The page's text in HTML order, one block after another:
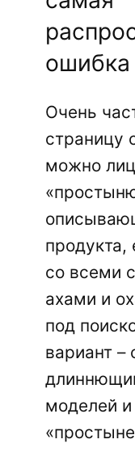
ошибка
Очень
страницу
можно
продукта,
со всеми
ахами и
под
вариант –
моделей